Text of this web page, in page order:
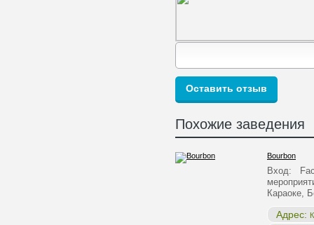
Похожие заведения
Bourbon
Вход:
Караоке,
Адрес: